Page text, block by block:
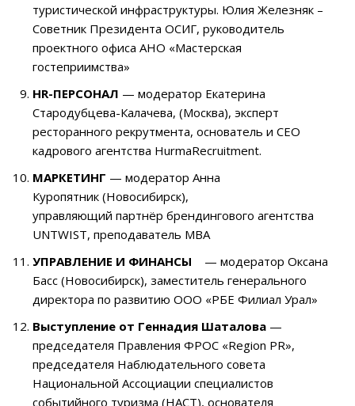
туристической инфраструктуры. Юлия Железняк –
Советник Президента ОСИГ, руководитель
проектного офиса АНО «Мастерская
гостеприимства»
HR-ПЕРСОНАЛ — модератор Екатерина
Стародубцева-Калачева, (Москва), эксперт
ресторанного рекрутмента, основатель и CEO
кадрового агентства HurmaRecruitment.
МАРКЕТИНГ — модератор Анна
Куропятник (Новосибирск),
управляющий партнёр брендингового агентства
UNTWIST, преподаватель МВА
УПРАВЛЕНИЕ И ФИНАНСЫ — модератор Оксана
Басс (Новосибирск), заместитель генерального
директора по развитию ООО «РБЕ Филиал Урал»
Выступление от Геннадия Шаталова —
председателя Правления ФРОС «Region PR»,
председателя Наблюдательного совета
Национальной Ассоциации специалистов
событийного туризма (НАСТ), основателя